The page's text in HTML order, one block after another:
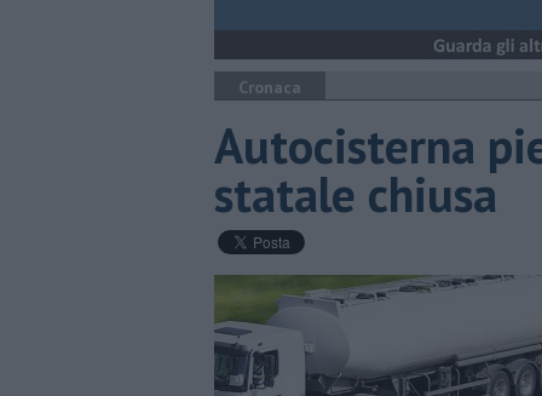
Cronaca
Autocisterna
statale chiusa